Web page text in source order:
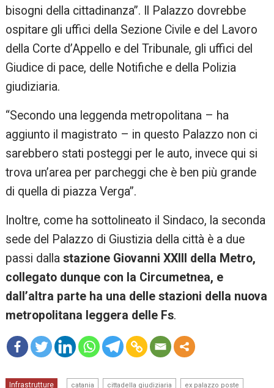
bisogni della cittadinanza”. Il Palazzo dovrebbe
ospitare gli uffici della Sezione Civile e del Lavoro
della Corte d’Appello e del Tribunale, gli uffici del
Giudice di pace, delle Notifiche e della Polizia
giudiziaria.
“Secondo una leggenda metropolitana – ha
aggiunto il magistrato – in questo Palazzo non ci
sarebbero stati posteggi per le auto, invece qui si
trova un’area per parcheggi che è ben più grande
di quella di piazza Verga”.
Inoltre, come ha sottolineato il Sindaco, la seconda
sede del Palazzo di Giustizia della città è a due
passi dalla stazione Giovanni XXIII della Metro,
collegato dunque con la Circumetnea, e
dall’altra parte ha una delle stazioni della nuova
metropolitana leggera delle Fs.
Infrastrutture catania cittadella giudiziaria ex palazzo poste